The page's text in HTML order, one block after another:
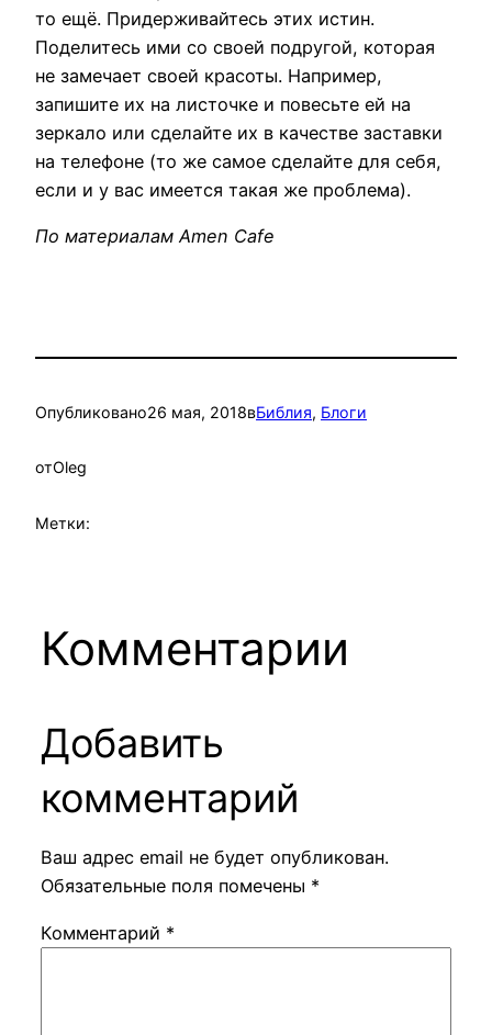
то ещё. Придерживайтесь этих истин.
Поделитесь ими со своей подругой, которая
не замечает своей красоты. Например,
запишите их на листочке и повесьте ей на
зеркало или сделайте их в качестве заставки
на телефоне (то же самое сделайте для себя,
если и у вас имеется такая же проблема).
По материалам Amen Cafe
Опубликовано26 мая, 2018вБиблия, Блоги
отOleg
Метки:
Комментарии
Добавить
комментарий
Ваш адрес email не будет опубликован.
Обязательные поля помечены *
Комментарий *